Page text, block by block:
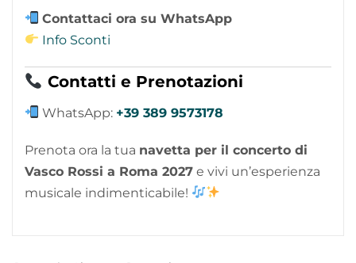
Contattaci ora su WhatsApp
Info Sconti
Contatti e Prenotazioni
WhatsApp: +39 389 9573178
Prenota ora la tua navetta per il concerto di
Vasco Rossi a Roma 2027 e vivi un’esperienza
musicale indimenticabile!